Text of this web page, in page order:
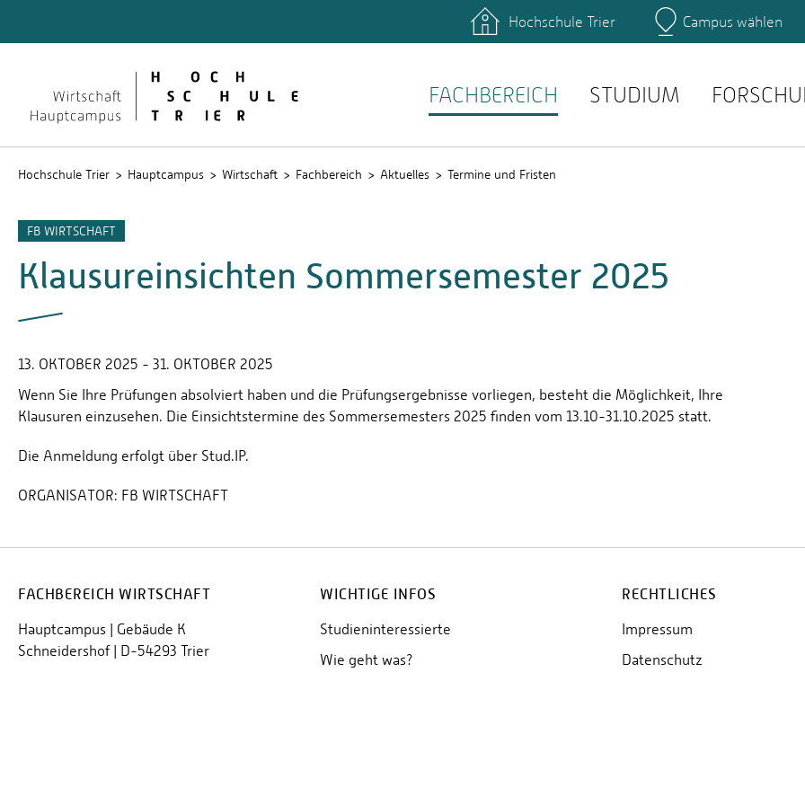
Formalitäten: Studienservice Literatur:
Hochschule Trier Campus wählen
FACHBEREICH STUDIUM
Hochschule Trier Hauptcampus Wirtschaft Fachbereich Aktuelles Termine und Fristen
FB WIRTSCHAFT
Klausureinsichten Sommersemester 2025
13. OKTOBER 2025 - 31. OKTOBER 2025
Wenn Sie Ihre Prüfungen absolviert haben und die Prüfungsergebnisse vorliegen, besteht die Möglichkeit, Ihre
Klausuren einzusehen. Die Einsichtstermine des Sommersemesters 2025 finden vom 13.10-31.10.2025 statt.
Die Anmeldung erfolgt über Stud.IP.
ORGANISATOR: FB WIRTSCHAFT
FACHBEREICH WIRTSCHAFT
Hauptcampus | Gebäude K
Schneidershof | D-54293 Trier
WICHTIGE INFOS
Studieninteressierte
Wie geht was?
RECHTLICHES
Impressum
Datenschutz